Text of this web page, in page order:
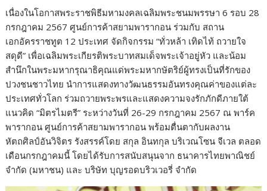
เนื่องในโอกาสพระราชพิธีมหามงคลเฉลิมพระชนมพรรษา 6 รอบ 28
กรกฎาคม 2567 ศูนย์การค้าสยามพารากอน ร่วมกับ สถาน
เอกอัครราชทูต 12 ประเทศ จัดกิจกรรม “ทั่วหล้า เทิดไท้ ถวายใจ
สดุดี” เพื่อเฉลิมพระเกียรติพระบาทสมเด็จพระเจ้าอยู่หัว และน้อม
สำนึกในพระมหากรุณาธิคุณแด่พระมหากษัตริย์ผู้ทรงเป็นที่รักของ
ปวงชนชาวไทย นำการแสดงทางวัฒนธรรมอันทรงคุณค่าของแต่ละ
ประเทศทั่วโลก ร่วมถวายพระพรและแสดงความจงรักภักดีภายใต้
แนวคิด “มิตรไมตรี” ระหว่างวันที่ 26-29 กรกฎาคม 2567 ณ พาร์ค
พารากอน ศูนย์การค้าสยามพารากอน พร้อมตื่นตากับผลงาน
หัตถศิลป์อันวิจิตร รังสรรค์โดย สกุล อินทกุล บริเวณโซน จีเวล ตลอด
เดือนกรกฎาคมนี้ โดยได้รับการสนับสนุนจาก ธนาคารไทยพาณิชย์
จำกัด (มหาชน) และ บริษัท บุญรอดบริวเวอรี่ จำกัด